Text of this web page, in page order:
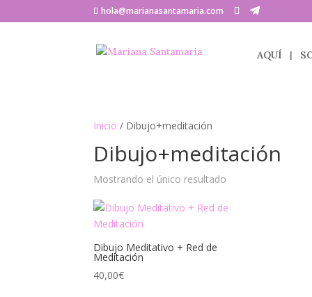
hola@marianasantamaria.com
AQUÍ
Inicio / Dibujo+meditación
Dibujo+meditación
Mostrando el único resultado
Dibujo Meditativo + Red de
Meditación
40,00€